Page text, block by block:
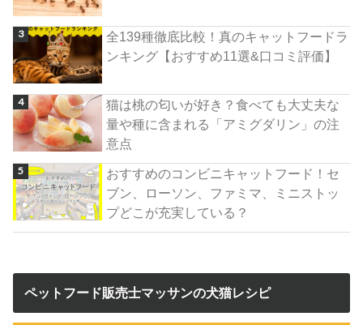
全139種徹底比較！真のキャットフードラ
ンキング【おすすめ11選&口コミ評価】
猫は桃の匂いが好き？食べても大丈夫な
量や種に含まれる「アミグダリン」の注
意点
おすすめのコンビニキャットフード！セ
ブン、ローソン、ファミマ、ミニストッ
プどこが充実している？
ペットフード販売士マッサンの犬猫レシピ